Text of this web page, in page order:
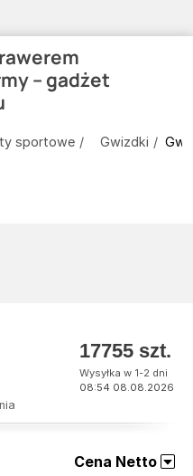
– gadżet
sportowe Gwizdki
17755 szt.
Wysyłka w 1-2 dni
08:54 08.08.2026
Cena Netto